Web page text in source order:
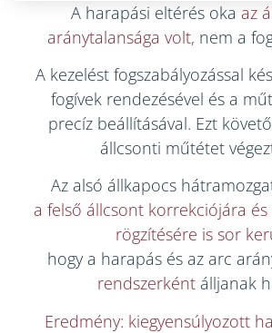
A harapási eltérés oka az
aránytalansága volt, nem a
A kezelést fogszabályozással
fogívek rendezésével és a
precíz beállításával. Ezt
állcsonti műtétet
Az alsó állkapocs
a felső állcsont korrekciójára
rögzítésére is sor
hogy a harapás és az arc
rendszerként álljanak
Eredmény: kiegyensúlyozott